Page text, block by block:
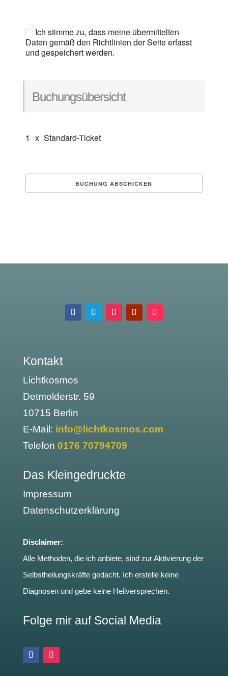
Ich stimme zu, dass meine übermittelten
Daten gemäß den Richtlinien der Seite erfasst
und gespeichert werden.
Buchungsübersicht
1 x Standard-Ticket
Kontakt
Lichtkosmos
Detmolderstr. 59
10715 Berlin
E-Mail: info@lichtkosmos.com
Telefon 0176 70794709
Das Kleingedruckte
Impressum
Datenschutzerklärung
Disclaimer:
Alle Methoden, die ich anbiete, sind zur Aktivierung der
Selbstheilungskräfte gedacht. Ich erstelle keine
Diagnosen und gebe keine Heilversprechen.
Folge mir auf Social Media